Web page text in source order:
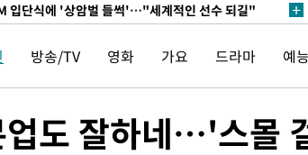
입단식에 '상암벌 들썩'…"세계적인 선수 되길"
데뷔 앞둔 이강인, 맨시티전 선발 대신 '벤치 시작'
·TK 당원투표 합산 김민석 48.54%로 승리…정청래
권리당원투표…강원·경북 김민석, 대구 정청래 승리
방송/TV 영화 가요 드라마 예능
업도 잘하네…'스몰